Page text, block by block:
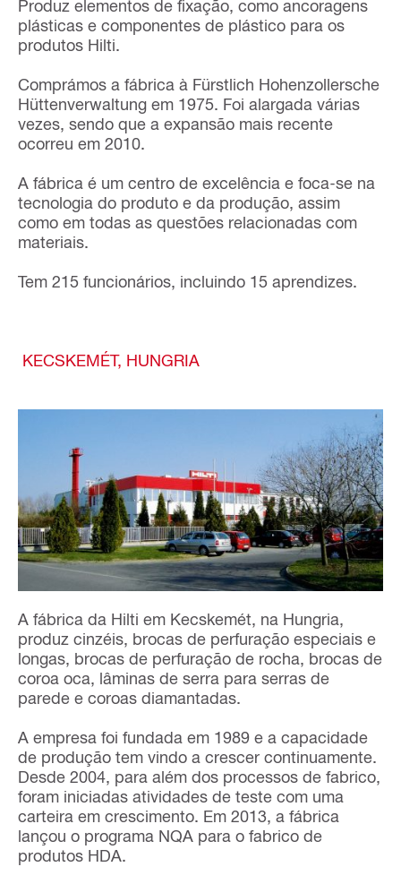
Produz elementos de fixação, como ancoragens
plásticas e componentes de plástico para os
produtos Hilti.
Comprámos a fábrica à Fürstlich Hohenzollersche
Hüttenverwaltung em 1975. Foi alargada várias
vezes, sendo que a expansão mais recente
ocorreu em 2010.
A fábrica é um centro de excelência e foca-se na
tecnologia do produto e da produção, assim
como em todas as questões relacionadas com
materiais.
Tem 215 funcionários, incluindo 15 aprendizes.
KECSKEMÉT, HUNGRIA
A fábrica da Hilti em Kecskemét, na Hungria,
produz cinzéis, brocas de perfuração especiais e
longas, brocas de perfuração de rocha, brocas de
coroa oca, lâminas de serra para serras de
parede e coroas diamantadas.
A empresa foi fundada em 1989 e a capacidade
de produção tem vindo a crescer continuamente.
Desde 2004, para além dos processos de fabrico,
foram iniciadas atividades de teste com uma
carteira em crescimento. Em 2013, a fábrica
lançou o programa NQA para o fabrico de
produtos HDA.